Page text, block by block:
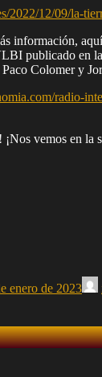
2022/12/09/la-
información,
publicado en
Colomer y
radio-
¡Nos vemos en la
enero de 2023